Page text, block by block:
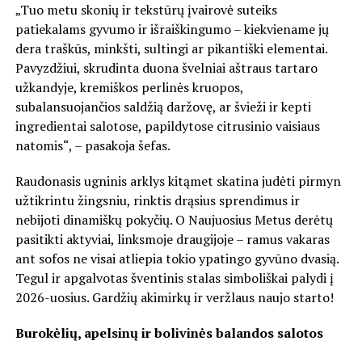
„Tuo metu skonių ir tekstūrų įvairovė suteiks
patiekalams gyvumo ir išraiškingumo – kiekviename jų
dera traškūs, minkšti, sultingi ar pikantiški elementai.
Pavyzdžiui, skrudinta duona švelniai aštraus tartaro
užkandyje, kremiškos perlinės kruopos,
subalansuojančios saldžią daržovę, ar švieži ir kepti
ingredientai salotose, papildytose citrusinio vaisiaus
natomis“, – pasakoja šefas.
Raudonasis ugninis arklys kitąmet skatina judėti pirmyn
užtikrintu žingsniu, rinktis drąsius sprendimus ir
nebijoti dinamiškų pokyčių. O Naujuosius Metus derėtų
pasitikti aktyviai, linksmoje draugijoje – ramus vakaras
ant sofos ne visai atliepia tokio ypatingo gyvūno dvasią.
Tegul ir apgalvotas šventinis stalas simboliškai palydi į
2026-uosius. Gardžių akimirkų ir veržlaus naujo starto!
Burokėlių, apelsinų ir bolivinės balandos salotos